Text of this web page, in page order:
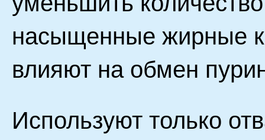
насыщенные жирные
влияют на обмен
Используют только